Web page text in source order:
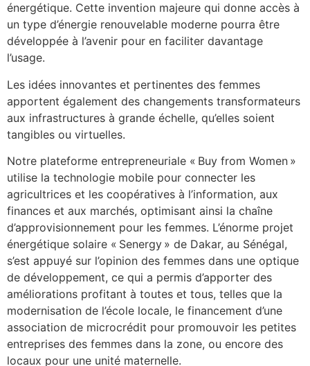
énergétique. Cette invention majeure qui donne accès à
un type d’énergie renouvelable moderne pourra être
développée à l’avenir pour en faciliter davantage
l’usage.
Les idées innovantes et pertinentes des femmes
apportent également des changements transformateurs
aux infrastructures à grande échelle, qu’elles soient
tangibles ou virtuelles.
Notre plateforme entrepreneuriale « Buy from Women »
utilise la technologie mobile pour connecter les
agricultrices et les coopératives à l’information, aux
finances et aux marchés, optimisant ainsi la chaîne
d’approvisionnement pour les femmes. L’énorme projet
énergétique solaire « Senergy » de Dakar, au Sénégal,
s’est appuyé sur l’opinion des femmes dans une optique
de développement, ce qui a permis d’apporter des
améliorations profitant à toutes et tous, telles que la
modernisation de l’école locale, le financement d’une
association de microcrédit pour promouvoir les petites
entreprises des femmes dans la zone, ou encore des
locaux pour une unité maternelle.